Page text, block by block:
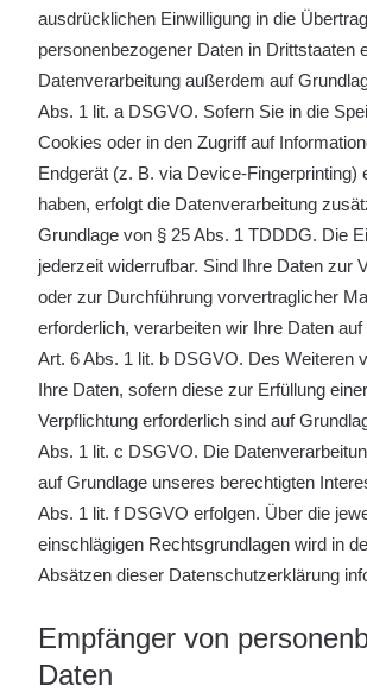
ausdrücklichen Einwilligung in die
personenbezogener Daten in Drittstaaten
Datenverarbeitung außerdem auf
Abs. 1 lit. a DSGVO. Sofern Sie in die
Cookies oder in den Zugriff auf
Endgerät (z. B. via Device-Fingerprinting)
haben, erfolgt die Datenverarbeitung
Grundlage von § 25 Abs. 1 TDDDG. Die
jederzeit widerrufbar. Sind Ihre Daten zur
oder zur Durchführung vorvertraglicher
erforderlich, verarbeiten wir Ihre Daten
Art. 6 Abs. 1 lit. b DSGVO. Des Weiteren
Ihre Daten, sofern diese zur Erfüllung
Verpflichtung erforderlich sind auf
Abs. 1 lit. c DSGVO. Die
auf Grundlage unseres berechtigten
Abs. 1 lit. f DSGVO erfolgen. Über die
einschlägigen Rechtsgrundlagen wird in
Absätzen dieser Datenschutzerklärung
Empfänger von
Daten